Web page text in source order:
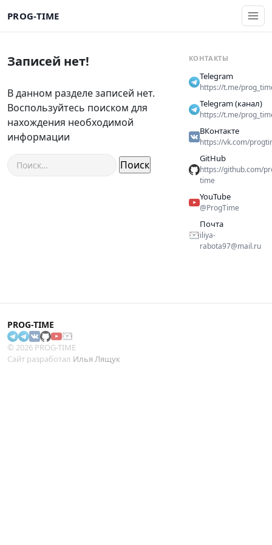
PROG-TIME
Записей нет!
В данном разделе записей нет.
Воспользуйтесь поиском для
нахождения необходимой
информации
Найти:
КОНТАКТЫ
Telegram
https://t.me/
Telegram (канал)
https://t.me/
ВКонтакте
https://vk.com/
GitHub
https://github.com/
time
YouTube
@ProgTime
Почта
iliya-
rabota97@mail.ru
PROG-TIME
© 2026 PROG-TIME
Сайт разработал Илья Лящук